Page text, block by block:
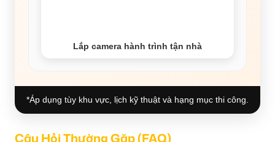
Lắp camera hành trình tận nhà
*Áp dụng tùy khu vực, lịch kỹ thuật và hạng mục thi công.
Câu Hỏi Thường Gặp (FAQ)